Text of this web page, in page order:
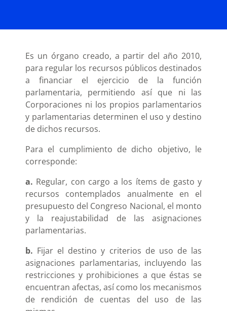
Es un órgano creado, a partir del año 2010,
para regular los recursos públicos destinados
a financiar el ejercicio de la función
parlamentaria, permitiendo así que ni las
Corporaciones ni los propios parlamentarios
y parlamentarias determinen el uso y destino
de dichos recursos.
Para el cumplimiento de dicho objetivo, le
corresponde:
a. Regular, con cargo a los ítems de gasto y
recursos contemplados anualmente en el
presupuesto del Congreso Nacional, el monto
y la reajustabilidad de las asignaciones
parlamentarias.
b. Fijar el destino y criterios de uso de las
asignaciones parlamentarias, incluyendo las
restricciones y prohibiciones a que éstas se
encuentran afectas, así como los mecanismos
de rendición de cuentas del uso de las